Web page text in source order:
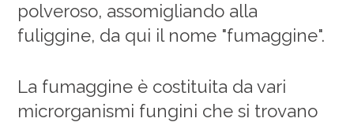
polveroso, assomigliando alla
fuliggine, da qui il nome "fumaggine".
La fumaggine è costituita da vari
microrganismi fungini che si trovano